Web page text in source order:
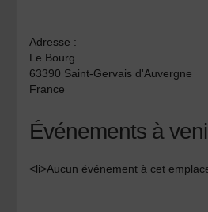
Adresse :
Le Bourg
63390 Saint-Gervais d'Auvergne
France
Événements à
<li>Aucun événement à cet